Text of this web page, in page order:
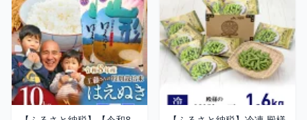
食 防災 ローリングストッ
ク
砂丘